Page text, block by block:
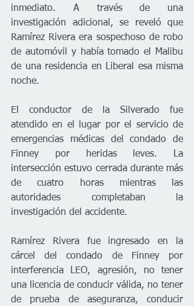
inmediato. A través de una
investigación adicional, se reveló que
Ramírez Rivera era sospechoso de robo
de automóvil y había tomado el Malibu
de una residencia en Liberal esa misma
noche.
El conductor de la Silverado fue
atendido en el lugar por el servicio de
emergencias médicas del condado de
Finney por heridas leves. La
intersección estuvo cerrada durante más
de cuatro horas mientras las
autoridades completaban la
investigación del accidente.
Ramírez Rivera fue ingresado en la
cárcel del condado de Finney por
interferencia LEO, agresión, no tener
una licencia de conducir válida, no tener
de prueba de aseguranza, conducir